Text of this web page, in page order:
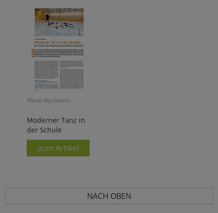
Maria Mysliwietz
Moderner Tanz in
der Schule
zum Artikel
NACH OBEN